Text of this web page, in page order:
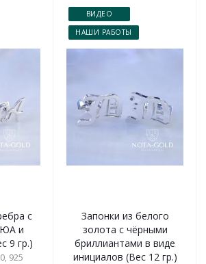
с
ЮА и
9 гр.)
925
ВИДЕО
НАШИ РАБОТЫ
Запонки из белого
золота с чёрными
бриллиантами в виде
инициалов (Вес 12 гр.)